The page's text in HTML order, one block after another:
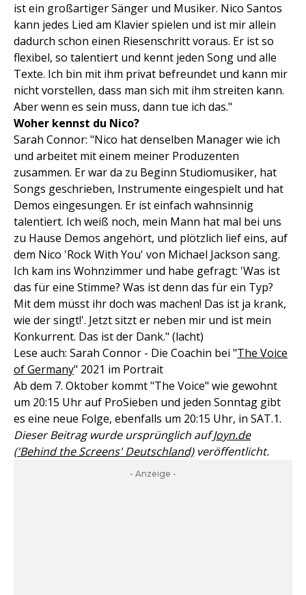
ist ein großartiger Sänger und Musiker. Nico Santos
kann jedes Lied am Klavier spielen und ist mir allein
dadurch schon einen Riesenschritt voraus. Er ist so
flexibel, so talentiert und kennt jeden Song und alle
Texte. Ich bin mit ihm privat befreundet und kann mir
nicht vorstellen, dass man sich mit ihm streiten kann.
Aber wenn es sein muss, dann tue ich das."
Woher kennst du Nico?
Sarah Connor: "Nico hat denselben Manager wie ich
und arbeitet mit einem meiner Produzenten
zusammen. Er war da zu Beginn Studiomusiker, hat
Songs geschrieben, Instrumente eingespielt und hat
Demos eingesungen. Er ist einfach wahnsinnig
talentiert. Ich weiß noch, mein Mann hat mal bei uns
zu Hause Demos angehört, und plötzlich lief eins, auf
dem Nico 'Rock With You' von Michael Jackson sang.
Ich kam ins Wohnzimmer und habe gefragt: 'Was ist
das für eine Stimme? Was ist denn das für ein Typ?
Mit dem müsst ihr doch was machen! Das ist ja krank,
wie der singt!'. Jetzt sitzt er neben mir und ist mein
Konkurrent. Das ist der Dank." (lacht)
Lese auch: Sarah Connor - Die Coachin bei "The Voice
of Germany" 2021 im Portrait
Ab dem 7. Oktober kommt "The Voice" wie gewohnt
um 20:15 Uhr auf ProSieben und jeden Sonntag gibt
es eine neue Folge, ebenfalls um 20:15 Uhr, in SAT.1.
Dieser Beitrag wurde ursprünglich aufJoyn.de
('Behind the Screens' Deutschland)veröffentlicht.
- Anzeige -